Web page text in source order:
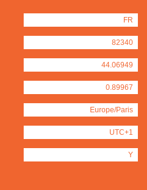
FR
82340
44.06949
0.89967
Europe/Paris
UTC+1
Y